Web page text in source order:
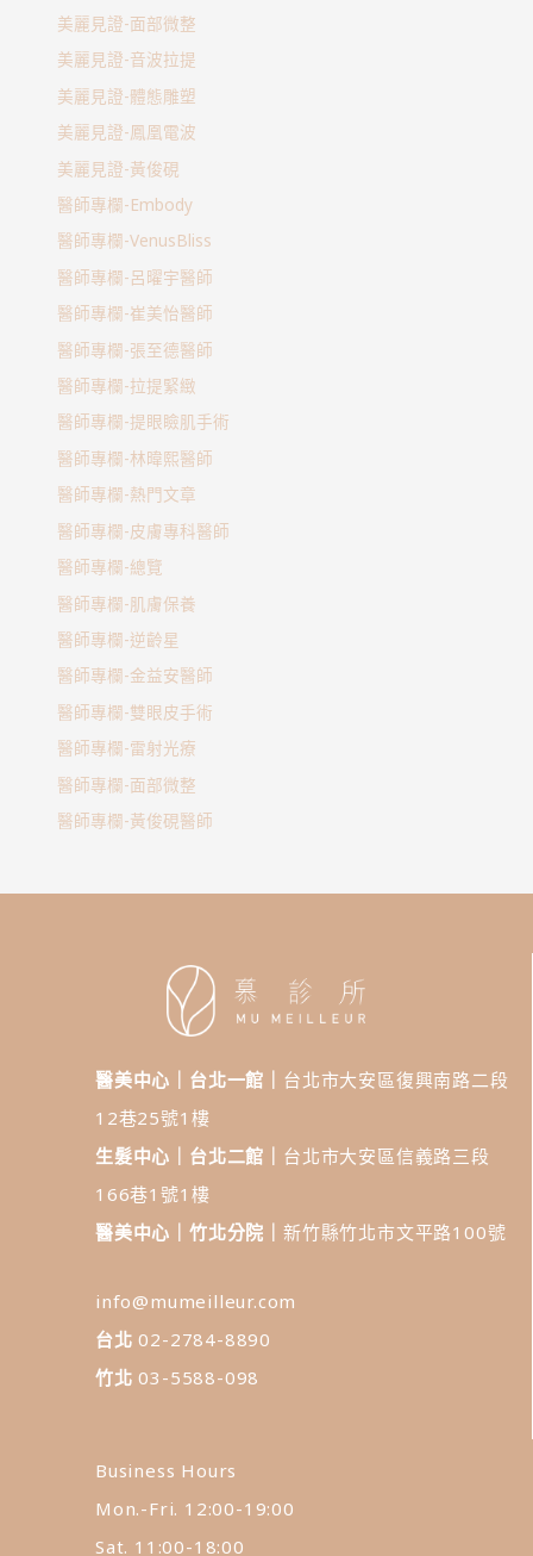
美麗見證-面部微整
美麗見證-音波拉提
美麗見證-體態雕塑
美麗見證-鳳凰電波
美麗見證-黃俊硯
醫師專欄-Embody
醫師專欄-VenusBliss
醫師專欄-呂曜宇醫師
醫師專欄-崔美怡醫師
醫師專欄-張至德醫師
醫師專欄-拉提緊緻
醫師專欄-提眼瞼肌手術
醫師專欄-林暐熙醫師
醫師專欄-熱門文章
醫師專欄-皮膚專科醫師
醫師專欄-總覽
醫師專欄-肌膚保養
醫師專欄-逆齡星
醫師專欄-金益安醫師
醫師專欄-雙眼皮手術
醫師專欄-雷射光療
醫師專欄-面部微整
醫師專欄-黃俊硯醫師
醫美中心｜台北一館｜ 台北市大安區復興南路二段
12巷25號1樓
生髮中心｜台北二館｜ 台北市大安區信義路三段
166巷1號1樓
醫美中心｜竹北分院｜ 新竹縣竹北市文平路100號
info@mumeilleur.com
台北 02-2784-8890
竹北03-5588-098
Business Hours
Mon.-Fri. 12:00-19:00
Sat. 11:00-18:00